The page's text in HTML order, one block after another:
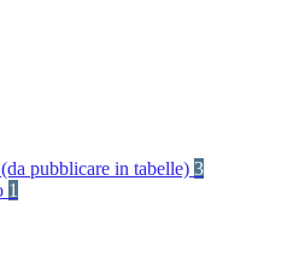
pubblicare in tabelle) 3
1